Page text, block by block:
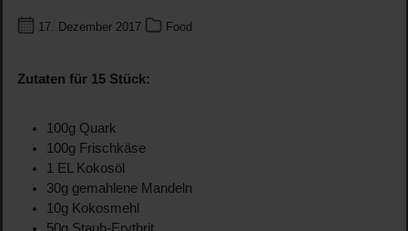
17. Dezember 2017 Food
Zutaten für 15 Stück:
100g Quark
100g Frischkäse
1 EL Kokosöl
30g gemahlene Mandeln
10g Kokosmehl
50g Staub-Erythrit